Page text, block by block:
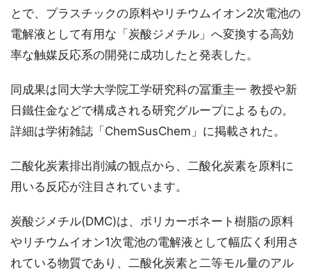
とで、プラスチックの原料やリチウムイオン2次電池の
電解液として有用な「炭酸ジメチル」へ変換する高効
率な触媒反応系の開発に成功したと発表した。
同成果は同大学大学院工学研究科の冨重圭一 教授や新
日鐵住金などで構成される研究グループによるもの。
詳細は学術雑誌「ChemSusChem」に掲載された。
二酸化炭素排出削減の観点から、二酸化炭素を原料に
用いる反応が注目されています。
炭酸ジメチル(DMC)は、ポリカーボネート樹脂の原料
やリチウムイオン1次電池の電解液として幅広く利用さ
れている物質であり、二酸化炭素と二等モル量のアル